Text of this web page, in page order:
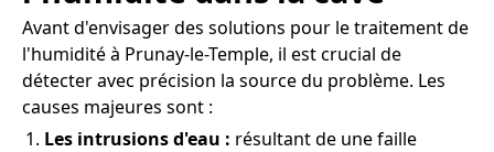
Avant d'envisager des solutions pour le traitement de
l'humidité à Prunay-le-Temple, il est crucial de
détecter avec précision la source du problème. Les
causes majeures sont :
Les intrusions d'eau : résultant de une faille